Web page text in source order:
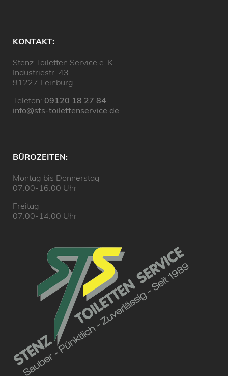
KONTAKT:
Stenz Toiletten Service e. K.
Industriestr. 43
91227 Leinburg
Telefon: 09120 18 27 84
info@sts-toilettenservice.de
BÜROZEITEN:
Montag bis Donnerstag
07:00-16:00 Uhr
Freitag
07:00-14:00 Uhr